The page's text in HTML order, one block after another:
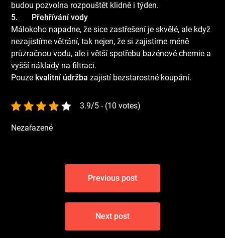
budou pozvolna rozpouštět klidně i týden.
5.
Přehřívání vody
Málokoho napadne, že sice zastřešení je skvělé, ale když
nezajistíme větrání, tak nejen, že si zajistíme méně
průzračnou vodu, ale i větší spotřebu bazénové chemie a
vyšší náklady na filtraci.
Pouze kvalitní údržba zajistí bezstarostné koupání.
3.9/5 - (10 votes)
Nezařazené
Navigace
příspěvek
Previous post
Next post